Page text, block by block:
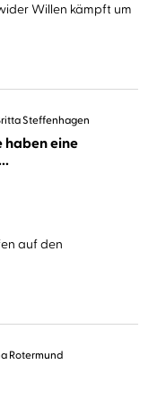
Willen kämpft um
Steffenhagen
haben eine
– ...
auf den
Rotermund